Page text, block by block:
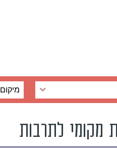
מיקום
מקומי לתרבות